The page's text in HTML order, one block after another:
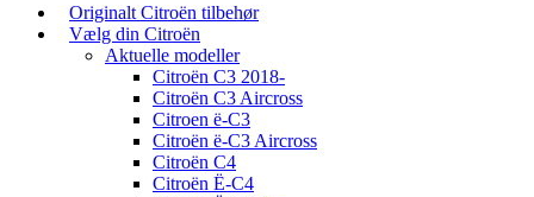
Originalt Citroën tilbehør
Vælg din Citroën
Aktuelle modeller
Citroën C3 2018-
Citroën C3 Aircross
Citroen ë-C3
Citroën ë-C3 Aircross
Citroën C4
Citroën Ë-C4